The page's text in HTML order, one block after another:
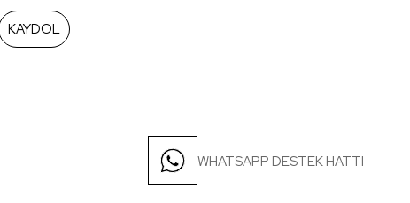
KAYDOL
WHATSAPP DESTEK HATTI